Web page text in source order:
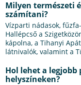
Milyen természeti
számítani?
Vízparti nádasok,
Hallépcső a
kápolna, a Tihanyi
látnivalók, valamint a
Hol lehet a
helyszíneken?